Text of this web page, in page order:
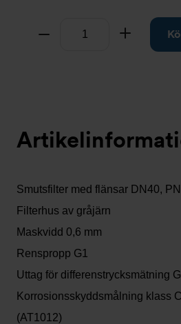
Ta bort Lägg till
Smutsfilter med flänsar DN40,
Filterhus av gråjärn
Maskvidd 0,6 mm
Renspropp G1
Uttag för differenstrycksmätning
Korrosionsskyddsmålning klass
(AT1012)